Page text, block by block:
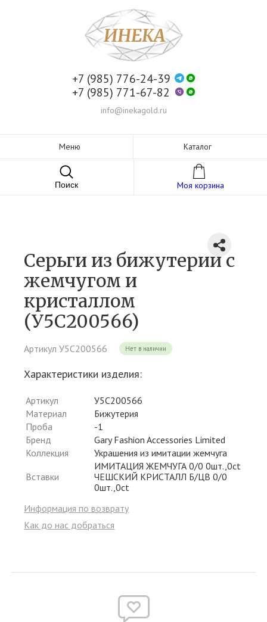
+7 (985) 776-24-39
+7 (985) 771-67-82
info@inekagold.ru
Меню Каталог
Поиск Моя корзина
Серьги из бижутерии c
жемчугом и
кристаллом
(У5С200566)
Артикул У5С200566 Нет в наличии
Характеристики изделия:
Артикул
У5С200566
Материал
Бижутерия
Проба
-1
Бренд
Gary Fashion Accessories Limited
Коллекция
Украшения из имитации жемчуга
Вставки
ИМИТАЦИЯ ЖЕМЧУГА 0/0 0шт.,0ct
ЧЕШСКИЙ КРИСТАЛЛ Б/ЦВ 0/0
0шт.,0ct
Информация по возврату
Как до нас добраться